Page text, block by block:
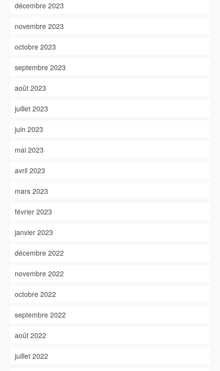
décembre 2023
novembre 2023
octobre 2023
septembre 2023
août 2023
juillet 2023
juin 2023
mai 2023
avril 2023
mars 2023
février 2023
janvier 2023
décembre 2022
novembre 2022
octobre 2022
septembre 2022
août 2022
juillet 2022